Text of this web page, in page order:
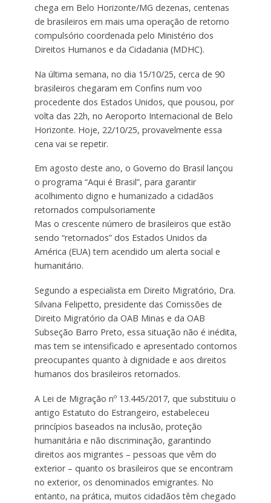
chega em Belo Horizonte/MG dezenas, centenas
de brasileiros em mais uma operação de retorno
compulsório coordenada pelo Ministério dos
Direitos Humanos e da Cidadania (MDHC).
Na última semana, no dia 15/10/25, cerca de 90
brasileiros chegaram em Confins num voo
procedente dos Estados Unidos, que pousou, por
volta das 22h, no Aeroporto Internacional de Belo
Horizonte. Hoje, 22/10/25, provavelmente essa
cena vai se repetir.
Em agosto deste ano, o Governo do Brasil lançou
o programa “Aqui é Brasil”, para garantir
acolhimento digno e humanizado a cidadãos
retornados compulsoriamente
Mas o crescente número de brasileiros que estão
sendo “retornados” dos Estados Unidos da
América (EUA) tem acendido um alerta social e
humanitário.
Segundo a especialista em Direito Migratório, Dra.
Silvana Felipetto, presidente das Comissões de
Direito Migratório da OAB Minas e da OAB
Subseção Barro Preto, essa situação não é inédita,
mas tem se intensificado e apresentado contornos
preocupantes quanto à dignidade e aos direitos
humanos dos brasileiros retornados.
A Lei de Migração nº 13.445/2017, que substituiu o
antigo Estatuto do Estrangeiro, estabeleceu
princípios baseados na inclusão, proteção
humanitária e não discriminação, garantindo
direitos aos migrantes – pessoas que vêm do
exterior – quanto os brasileiros que se encontram
no exterior, os denominados emigrantes. No
entanto, na prática, muitos cidadãos têm chegado